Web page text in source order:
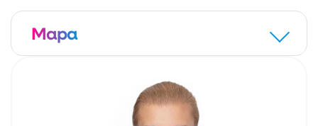
SIĘ NA PREZENTACJĘ ORAZ ZAKUPU MIESZKANIA!
Mapa